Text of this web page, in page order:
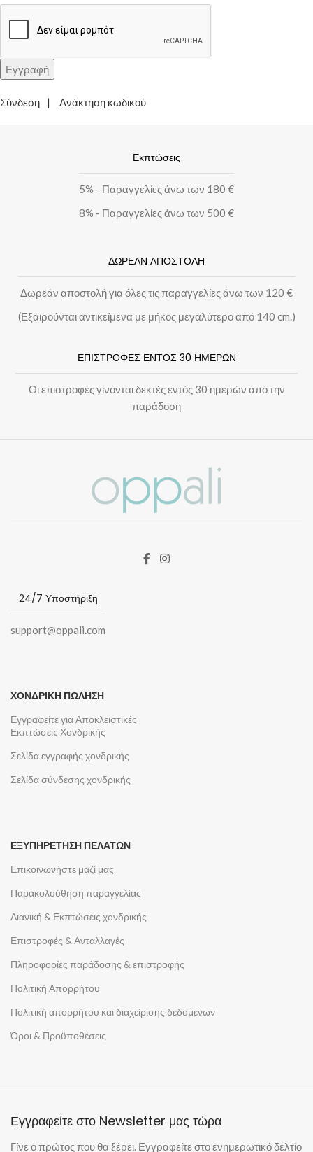
Σύνδεση Ανάκτηση κωδικού
Εκπτώσεις
5% - Παραγγελίες άνω των 180 €
8% - Παραγγελίες άνω των 500 €
ΔΩΡΕΑΝ ΑΠΟΣΤΟΛΗ
Δωρεάν αποστολή για όλες τις παραγγελίες άνω των 120 €
(Εξαιρούνται αντικείμενα με μήκος μεγαλύτερο από 140 cm.)
ΕΠΙΣΤΡΟΦΕΣ ΕΝΤΟΣ 30 ΗΜΕΡΩΝ
Οι επιστροφές γίνονται δεκτές εντός 30 ημερών από την
παράδοση
24/7 Υποστήριξη
support@oppali.com
ΧΟΝΔΡΙΚΗ ΠΩΛΗΣΗ
Εγγραφείτε για Αποκλειστικές
Εκπτώσεις Χονδρικής
Σελίδα εγγραφής χονδρικής
Σελίδα σύνδεσης χονδρικής
ΕΞΥΠΗΡΕΤΗΣΗ ΠΕΛΑΤΩΝ
Επικοινωνήστε μαζί μας
Παρακολούθηση παραγγελίας
Λιανική & Εκπτώσεις χονδρικής
Επιστροφές & Ανταλλαγές
Πληροφορίες παράδοσης & επιστροφής
Πολιτική Απορρήτου
Πολιτική απορρήτου και διαχείρισης δεδομένων
Όροι & Προϋποθέσεις
Εγγραφείτε στο Newsletter μας τώρα
Γίνε ο πρώτος που θα ξέρει. Εγγραφείτε στο ενημερωτικό δελτίο